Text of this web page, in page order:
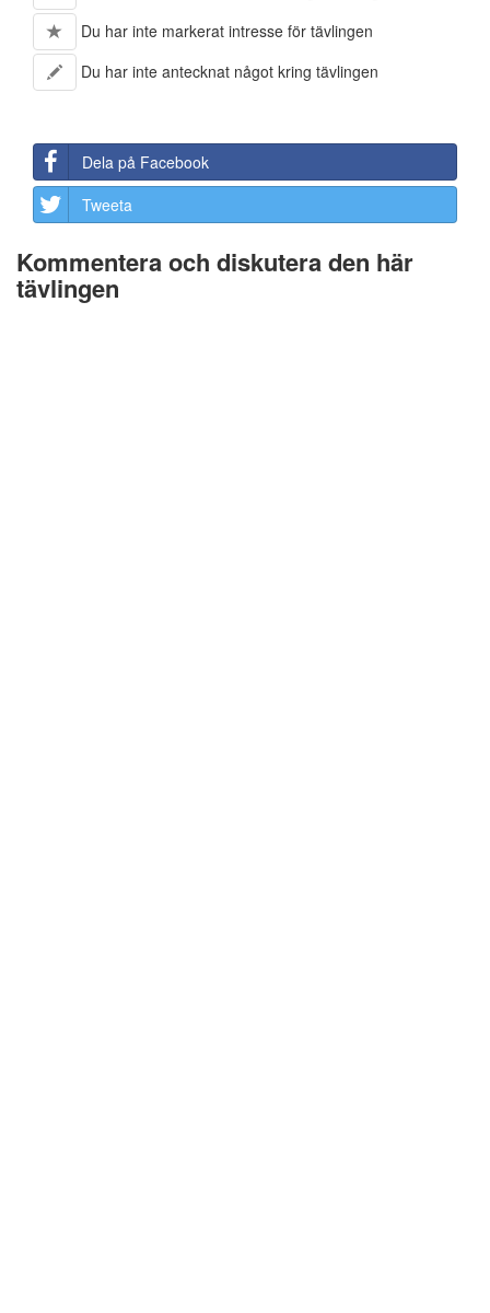
Du har inte markerat intresse för tävlingen
Du har inte antecknat något kring tävlingen
Dela på Facebook
Tweeta
Kommentera och diskutera den här
tävlingen